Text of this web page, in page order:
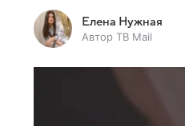
Елена Нужная
Автор ТВ Mail